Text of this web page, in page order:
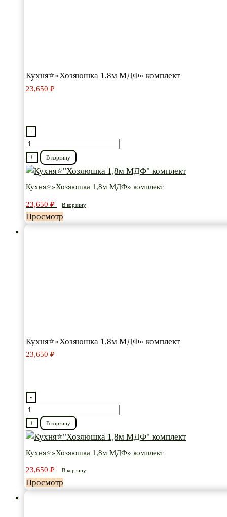
Кухня⭐»Хозяюшка 1,8м МДФ» комплект
23,650 ₽
-
Количество
товара
Кухня⭐"Хозяюшка
МДФ"
комплект
+ В корзину
Кухня⭐»Хозяюшка 1,8м МДФ» комплект
23,650 ₽ В корзину
Просмотр
Кухня⭐»Хозяюшка 1,8м МДФ» комплект
23,650 ₽
-
Количество
товара
Кухня⭐"Хозяюшка
МДФ"
комплект
+ В корзину
Кухня⭐»Хозяюшка 1,8м МДФ» комплект
23,650 ₽ В корзину
Просмотр